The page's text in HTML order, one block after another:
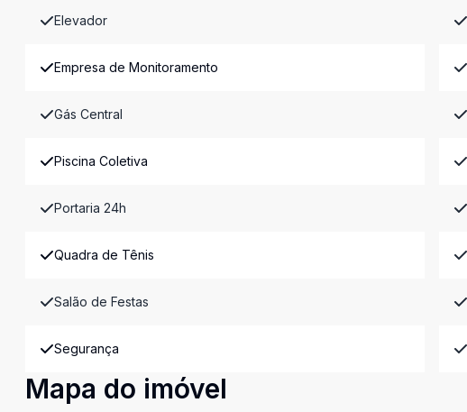
Elevador
Empresa de Monitoramento
Gás Central
Piscina Coletiva
Portaria 24h
Quadra de Tênis
Salão de Festas
Segurança
Mapa do imóvel